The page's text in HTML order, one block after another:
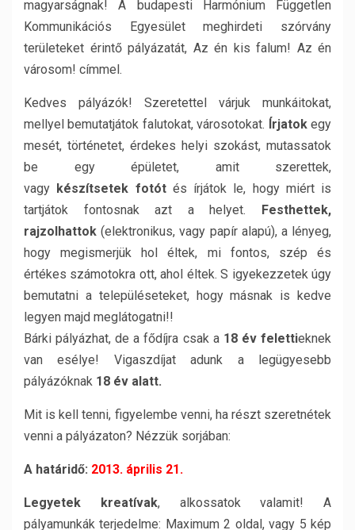
magyarságnak! A budapesti Harmónium Független
Kommunikációs Egyesület meghirdeti szórvány
területeket érintő pályázatát, Az én kis falum! Az én
városom! címmel.
Kedves pályázók! Szeretettel várjuk munkáitokat,
mellyel bemutatjátok falutokat, városotokat. Írjatokegy
mesét, történetet, érdekes helyi szokást, mutassatok
be egy épületet, amit szerettek,
vagy készítsetek fotót és írjátok le, hogy miért is
tartjátok fontosnak azt a helyet. Festhettek,
rajzolhattok(elektronikus, vagy papír alapú), a lényeg,
hogy megismerjük hol éltek, mi fontos, szép és
értékes számotokra ott, ahol éltek. S igyekezzetek úgy
bemutatni a településeteket, hogy másnak is kedve
legyen majd meglátogatni!!
Bárki pályázhat, de a fődíjra csak a 18 év felettieknek
van esélye! Vigaszdíjat adunk a legügyesebb
pályázóknak 18 év alatt.
Mit is kell tenni, figyelembe venni, ha részt szeretnétek
venni a pályázaton? Nézzük sorjában:
A határidő: 2013. április 21.
Legyetek kreatívak, alkossatok valamit! A
pályamunkák terjedelme: Maximum 2 oldal, vagy 5 kép